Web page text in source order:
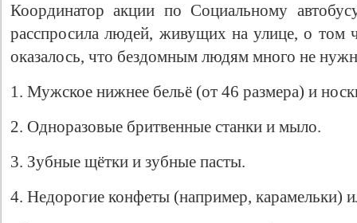
Координатор акции по Социальному
расспросила людей, живущих на улице, о том
оказалось, что бездомным людям много не
1. Мужское нижнее бельё (от 46 размера) и
2. Одноразовые бритвенные станки и мыло.
3. Зубные щётки и зубные пасты.
4. Недорогие конфеты (например, карамельки)